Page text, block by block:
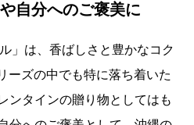
自分へのご褒美に
」は、香ばしさと豊かなコク
ーズの中でも特に落ち着いた
ンタインの贈り物としてはも